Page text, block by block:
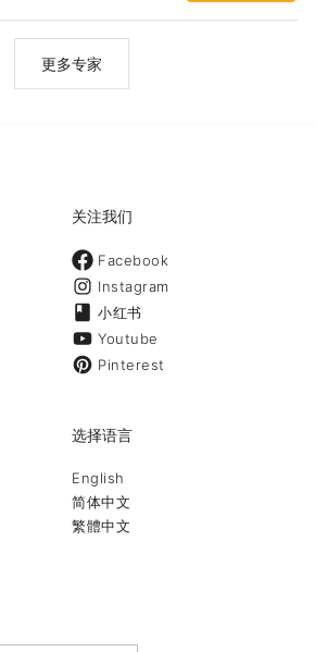
更多专家
关注我们
Facebook
Instagram
小红书
Youtube
Pinterest
选择语言
English
简体中文
繁體中文